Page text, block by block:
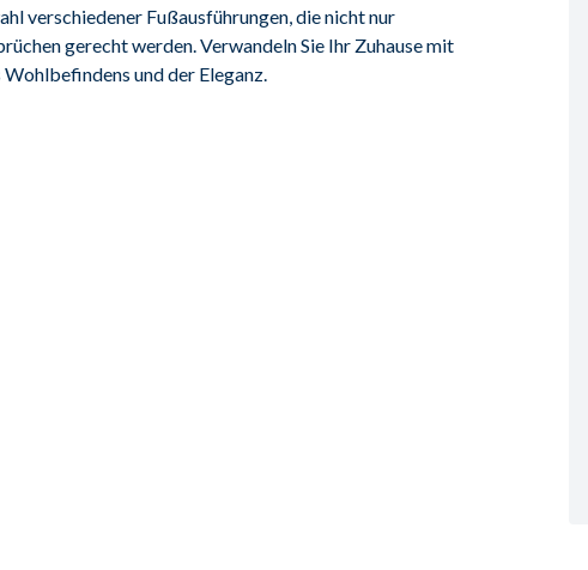
verschiedener Fußausführungen, die nicht nur
gerecht werden. Verwandeln Sie Ihr Zuhause mit
und der Eleganz.
Federkern, Metallfuß schwarz, Sitzhöhe ca. 48 cm,